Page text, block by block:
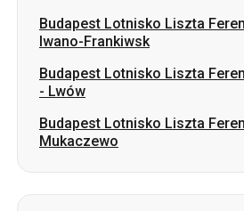
Budapest Lotnisko Liszta
Mukaczewo
Trasy do m. Budapest
Ferenca
Kijów-Budapest Lotnisko